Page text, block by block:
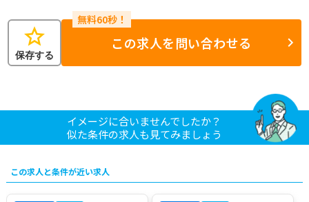
star
保存する
この求人を問い合わせる
イメージに合いませんでしたか？
似た条件の求人も見てみましょう
この求人と条件が近い求人